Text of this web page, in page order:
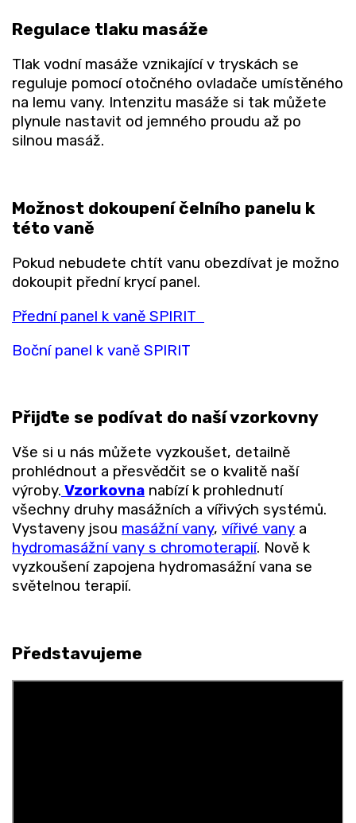
Regulace tlaku masáže
Tlak vodní masáže vznikající v tryskách se
reguluje pomocí otočného ovladače umístěného
na lemu vany. Intenzitu masáže si tak můžete
plynule nastavit od jemného proudu až po
silnou masáž.
Možnost dokoupení čelního panelu k
této vaně
Pokud nebudete chtít vanu obezdívat je možno
dokoupit přední krycí panel.
Přední panel k vaně SPIRIT
Boční panel k vaně SPIRIT
Přijďte se podívat do naší vzorkovny
Vše si u nás můžete vyzkoušet, detailně
prohlédnout a přesvědčit se o kvalitě naší
výroby. Vzorkovna nabízí k prohlednutí
všechny druhy masážních a vířivých systémů.
Vystaveny jsou masážní vany, vířivé vany a
hydromasážní vany s chromoterapií. Nově k
vyzkoušení zapojena hydromasážní vana se
světelnou terapií.
Představujeme